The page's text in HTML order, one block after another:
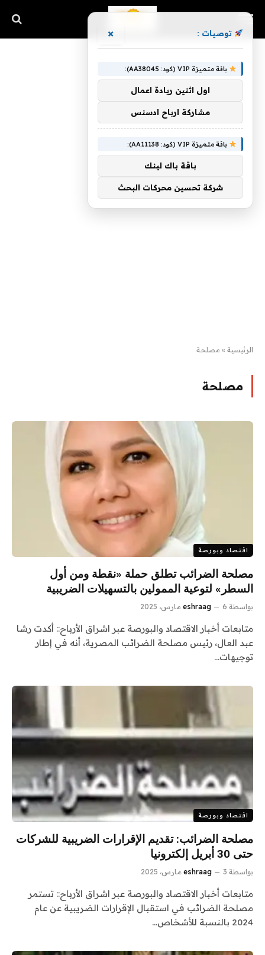
الرئيسية » مصلحة
مصلحة
اقتصاد وبورصة
مصلحة الضرائب تطلق حملة «نقطة ومن أول
السطر» لتوعية الممولين بالتسهيلات الضريبية
بواسطة eshraag 6 مارس، 2025
متابعات أخبار الاقتصاد والبورصة عبر اشراق الأرباح:: أكدت رشا
عبد العال، رئيس مصلحة الضرائب المصرية، أنه في إطار
توجيهات…
اقتصاد وبورصة
مصلحة الضرائب: تقديم الإقرارات الضريبية للشركات
حتى 30 أبريل إلكترونيا
بواسطة eshraag 3 مارس، 2025
متابعات أخبار الاقتصاد والبورصة عبر اشراق الأرباح:: تستمر
مصلحة الضرائب في استقبال الإقرارات الضريبية عن عام
2024 بالنسبة للأشخاص…
توصيات : ×
باقة متميزة VIP (كود: AA38045):
اول اثنين ريادة اعمال
مشاركة ارباح ادسنس
باقة متميزة VIP (كود: AA11138):
باقة باك لينك
شركة تحسين محركات البحث